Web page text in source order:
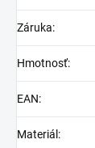
Záruka:
Hmotnosť:
EAN:
Materiál :